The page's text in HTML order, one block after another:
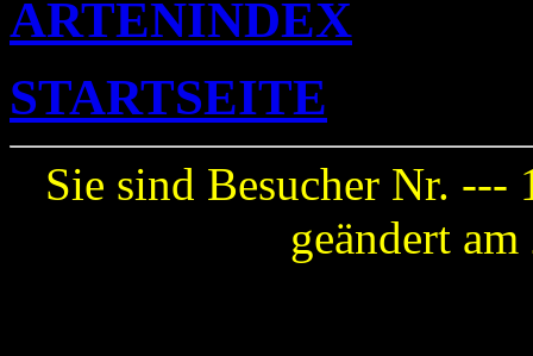
ARTENINDEX
STARTSEITE
Sie sind Besucher Nr. ---
geändert